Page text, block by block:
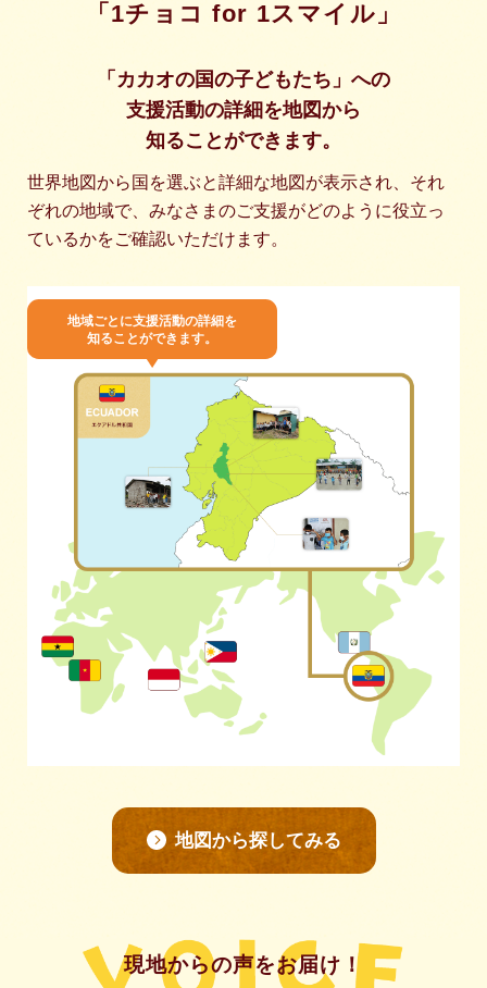
「1チョコ for 1スマイル」
「カカオの国の⼦どもたち」への
⽀援活動の詳細を地図から
知ることができます。
世界地図から国を選ぶと詳細な地図が表示され、 それ
ぞれの地域で、みなさまのご支援がどのように役立っ
ているかをご確認いただけます。
地域ごとに支援活動の詳細を
知ることができます。
地図から探してみる
現地からの声をお届け！